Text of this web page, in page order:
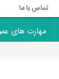
تماس با ما
مهارت های